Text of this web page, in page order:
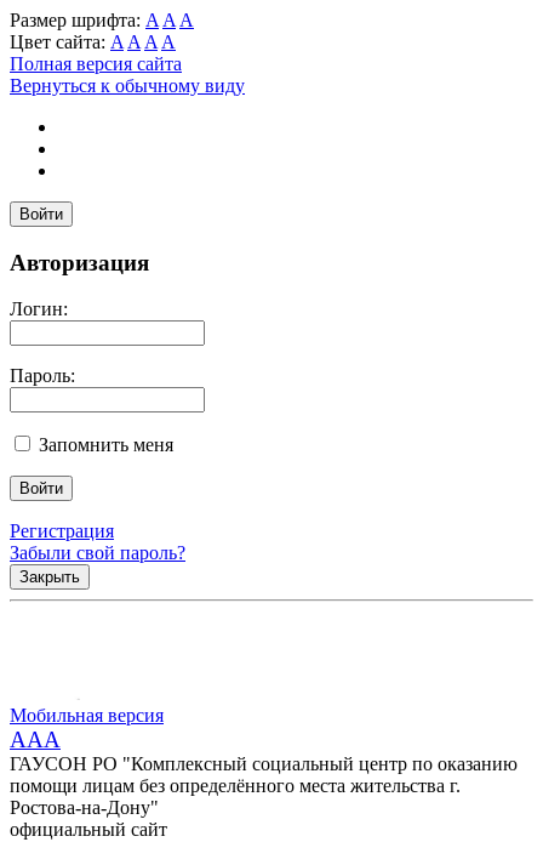
Размер шрифта: A A A
Цвет сайта: A A A A
Полная версия сайта
Вернуться к обычному виду
Войти
Авторизация
Логин:
Пароль:
Запомнить меня
Регистрация
Забыли свой пароль?
Закрыть
Мобильная версия
AAA
ГАУСОН РО "Комплексный социальный центр по оказанию
помощи лицам без определённого места жительства г.
Ростова-на-Дону"
официальный сайт